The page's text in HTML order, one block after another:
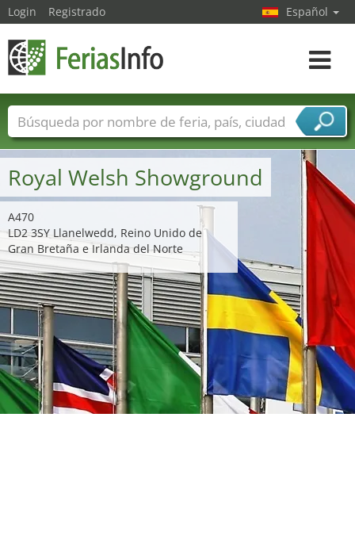
Royal Welsh Showground
A470
LD2 3SY Llanelwedd, Reino Unido de
Gran Bretaña e Irlanda del Norte
Login Registrado Español
toggle
Nombres de ferias Países
Ciudades
Sectores de ferias
Sectores de proveedor de servicios